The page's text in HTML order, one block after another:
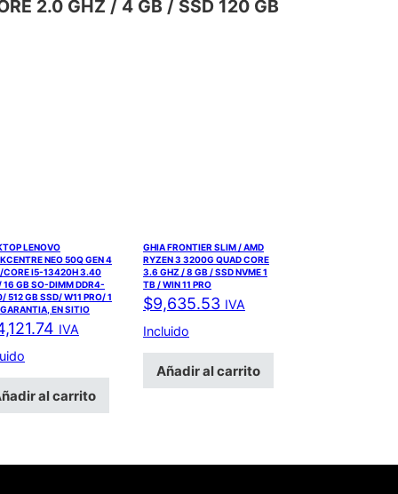
2.0 GHZ / 4 GB / SSD 120 GB
LENOVO
NEO 50Q GEN 4
CORE I5-13420H 3.40
16 GB SO-DIMM DDR4-
512 GB SSD/ W11 PRO/ 1
EN SITIO
IVA
al carrito
GHIA FRONTIER SLIM / AMD
RYZEN 3 3200G QUAD CORE
3.6 GHZ / 8 GB / SSD NVME 1
TB / WIN 11 PRO
$9,635.53 IVA
Incluido
Añadir al carrito